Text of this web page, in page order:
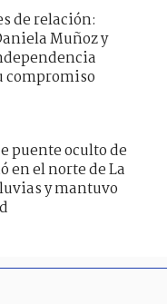
de relación:
Muñoz y
compromiso
puente oculto de
en el norte de La
y mantuvo